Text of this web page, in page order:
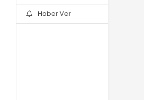
Haber Ver